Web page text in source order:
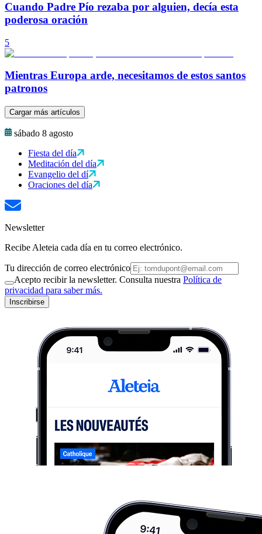
Cuando Padre Pío rezaba por alguien, decía esta
poderosa oración
5
Mientras Europa arde, necesitamos de estos santos
patronos
Cargar más artículos
sábado 8 agosto
Fiesta del día
Meditación del día
Evangelio del dí
Oraciones del día
Newsletter
Recibe Aleteia cada día en tu correo electrónico.
Tu dirección de correo electrónico
Acepto recibir la newsletter. Consulta nuestra Política de
privacidad para saber más.
Inscribirse